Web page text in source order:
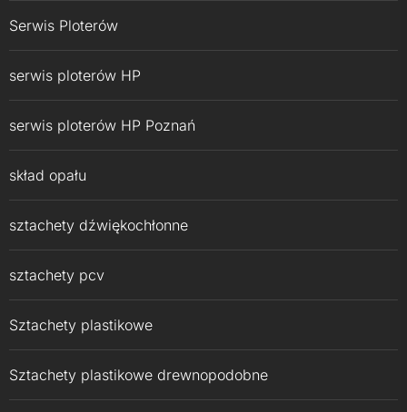
Serwis Ploterów
serwis ploterów HP
serwis ploterów HP Poznań
skład opału
sztachety dźwiękochłonne
sztachety pcv
Sztachety plastikowe
Sztachety plastikowe drewnopodobne